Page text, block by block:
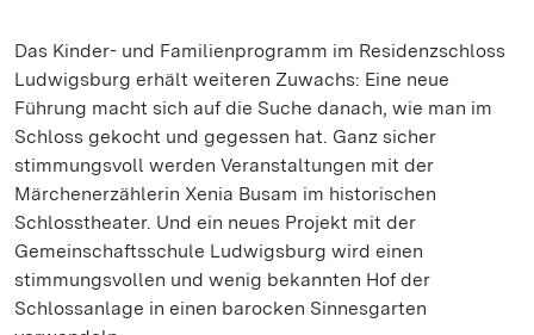
Das Kinder- und Familienprogramm im Residenzschloss
Ludwigsburg erhält weiteren Zuwachs: Eine neue
Führung macht sich auf die Suche danach, wie man im
Schloss gekocht und gegessen hat. Ganz sicher
stimmungsvoll werden Veranstaltungen mit der
Märchenerzählerin Xenia Busam im historischen
Schlosstheater. Und ein neues Projekt mit der
Gemeinschaftsschule Ludwigsburg wird einen
stimmungsvollen und wenig bekannten Hof der
Schlossanlage in einen barocken Sinnesgarten